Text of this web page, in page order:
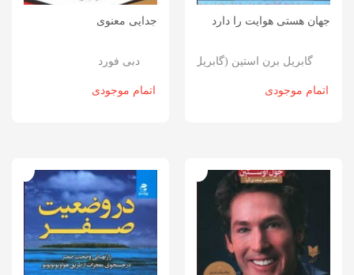
جهان هستی هوایت را دارد
گابریل برن استین (گابریل برنستین یا گبریل برنستین)
اتمام موجودی
جدایی معنوی
دبی فورد
اتمام موجودی